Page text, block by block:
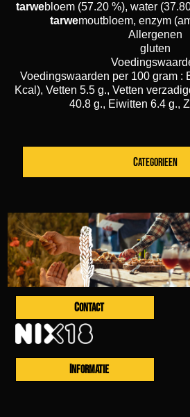
tarwebloem (57.20 %), water
tarwemoutbloem, enzym
Allergenen
gluten
Voedingswaarden per 100 gram :
Kcal), Vetten 5.5 g., Vetten
40.8 g., Eiwitten 6.4 g.,
CATEGORIEEN
CONTACT
INFORMATIE